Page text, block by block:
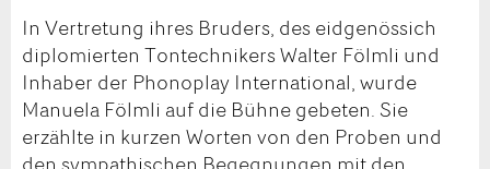
In Vertretung ihres Bruders, des eidgenössich
diplomierten Tontechnikers Walter Fölmli und
Inhaber der Phonoplay International, wurde
Manuela Fölmli auf die Bühne gebeten. Sie
erzählte in kurzen Worten von den Proben und
den sympathischen Begegnungen mit den